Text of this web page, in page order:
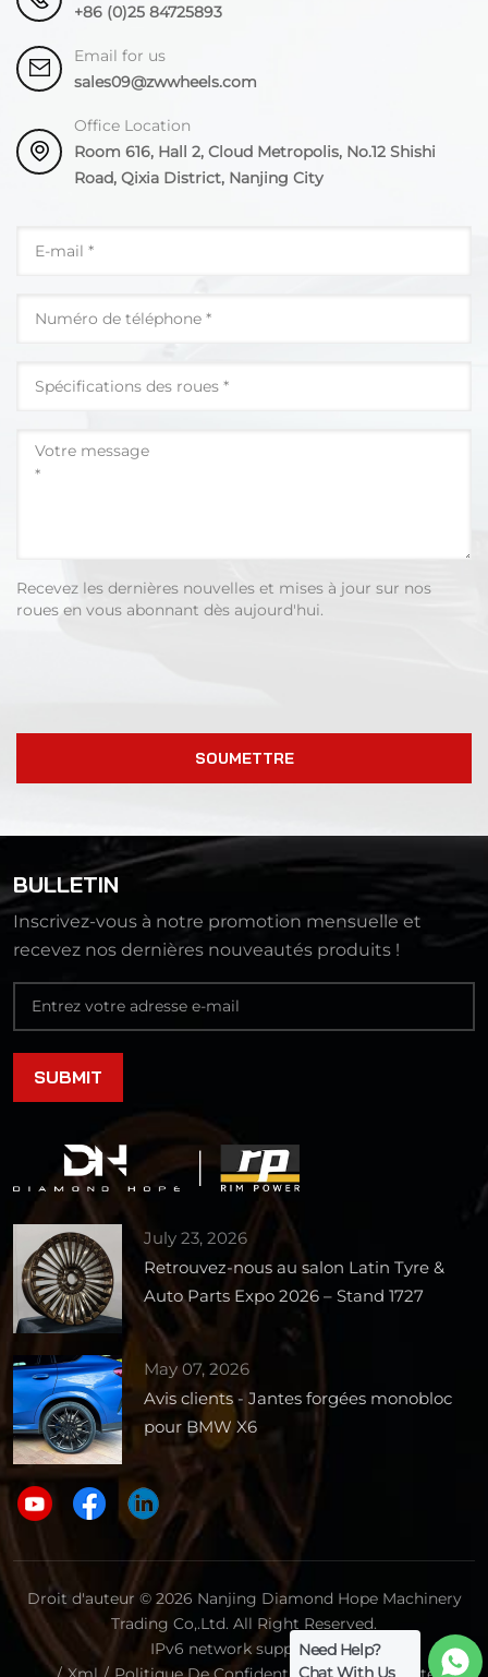
+86 (0)25 84725893
Email for us
sales09@zwwheels.com
Office Location
Room 616, Hall 2, Cloud Metropolis, No.12 Shishi
Road, Qixia District, Nanjing City
Recevez les dernières nouvelles et mises à jour sur nos
roues en vous abonnant dès aujourd'hui.
SOUMETTRE
BULLETIN
Inscrivez-vous à notre promotion mensuelle et
recevez nos dernières nouveautés produits !
July 23, 2026
Retrouvez-nous au salon Latin Tyre &
Auto Parts Expo 2026 – Stand 1727
May 07, 2026
Avis clients - Jantes forgées monobloc
pour BMW X6
Droit d'auteur © 2026 Nanjing Diamond Hope Machinery
Trading Co,.Ltd. All Right Reserved.
IPv6 network supported.Need Help?
Chat With Us